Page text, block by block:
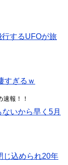
行するUFOが旅
すぎるｗ
報！！
いから早く5月
じ込められ20年